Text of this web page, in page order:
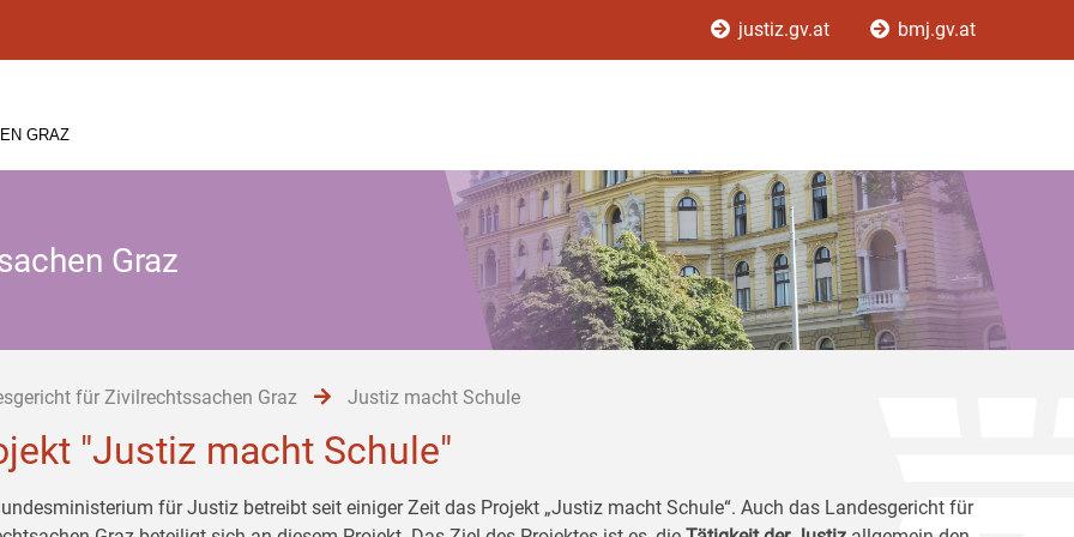
justiz.gv.at bmj.gv.at
GRAZ
Graz
für Zivilrechtssachen Graz Justiz macht Schule
"Justiz macht Schule"
für Justiz betreibt seit einiger Zeit das Projekt „Justiz macht Schule“. Auch das Landesgericht für